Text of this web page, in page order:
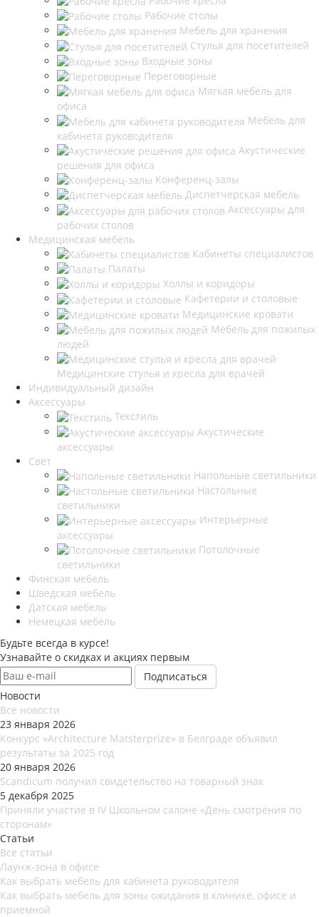
Рабочие столы
Мебель для хранения
Стулья для посетителей
Входные зоны
Переговорные
Мягкая мебель для
офиса
Мебель для
кабинета руководителя
Акустические
решения для офиса
Конференц-залы
Диспетчерская мебель
Аксессуары для
рабочих столов
Медицинская мебель
Кабинеты специалистов
Палаты
Холлы и коридоры
Кафетерии и столовые
Медицинские кровати
Мебель для пожилых
людей
Медицинские стулья и кресла для врачей
Индивидуальный дизайн
Аксессуары
Текстиль
Акустические
аксессуары
Свет
Напольные светильники
Настольные
светильники
Интерьерные
аксессуары
Потолочные
светильники
Финская мебель
Шведская мебель
Датская мебель
Немецкая мебель
Будьте всегда в курсе!
Узнавайте о скидках и акциях первым
Новости
Все новости
23 января 2026
Конкурс «Architecture Matsterprize» в Белграде объявил
результаты за 2025 год
20 января 2026
Scandicum получил свидетельство на товарный знак
5 декабря 2025
Приняли участие в IV Школьном салоне «День смотрения по
сторонам»
Статьи
Все статьи
Лаунж-зона в офисе
Как выбрать мебель для кабинета руководителя
Как выбрать мебель для зоны ожидания в клинике, офисе и
приемной